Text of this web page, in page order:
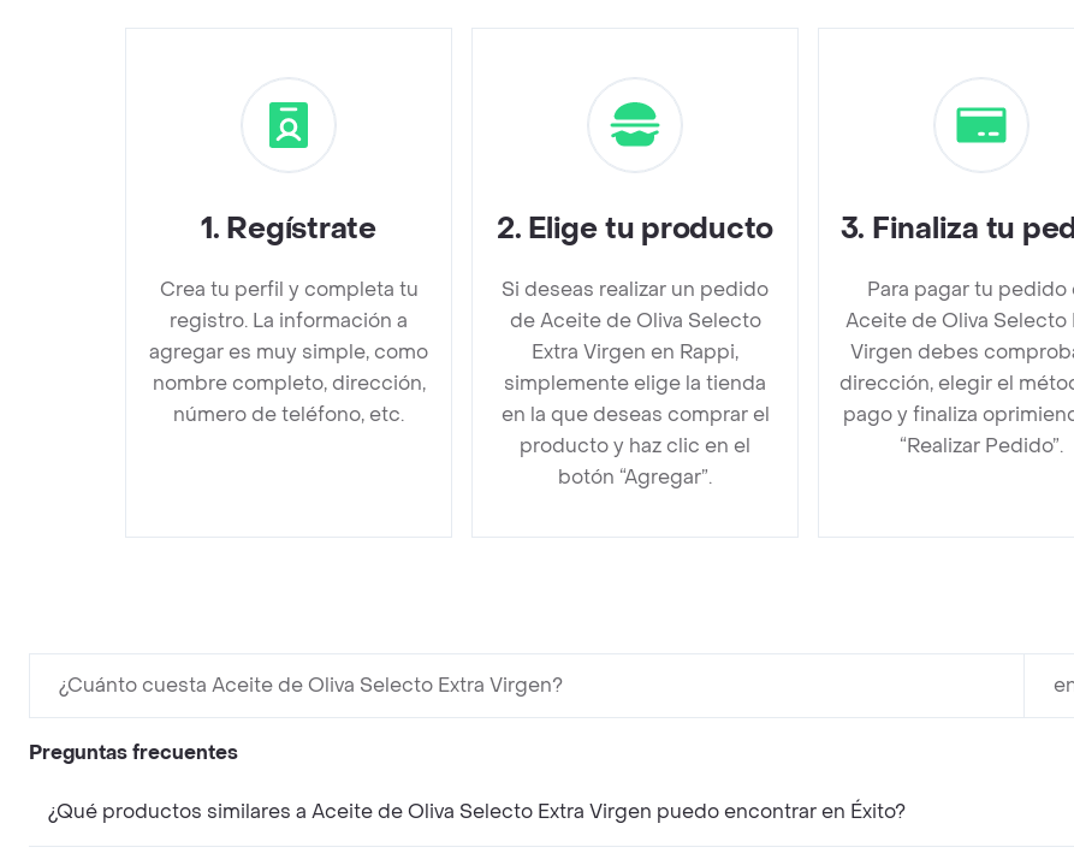
1. Regístrate
Crea tu perfil y completa tu
registro. La información a
agregar es muy simple, como
nombre completo, dirección,
número de teléfono, etc.
2. Elige tu producto
Si deseas realizar un pedido
de Aceite de Oliva Selecto
Extra Virgen en Rappi,
simplemente elige la tienda
en la que deseas comprar el
producto y haz clic en el
botón “Agregar”.
3. Finaliza tu
Para pagar tu pedido
Aceite de Oliva Selecto
Virgen debes
dirección, elegir el
pago y finaliza
“Realizar Pedido”.
¿Cuánto cuesta Aceite de Oliva Selecto Extra Virgen?
Preguntas frecuentes
¿Qué productos similares a Aceite de Oliva Selecto Extra Virgen puedo encontrar en Éxito?